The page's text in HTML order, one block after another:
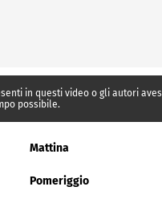
in questi video o gli autori
possibile.
Mattina
Pomeriggio